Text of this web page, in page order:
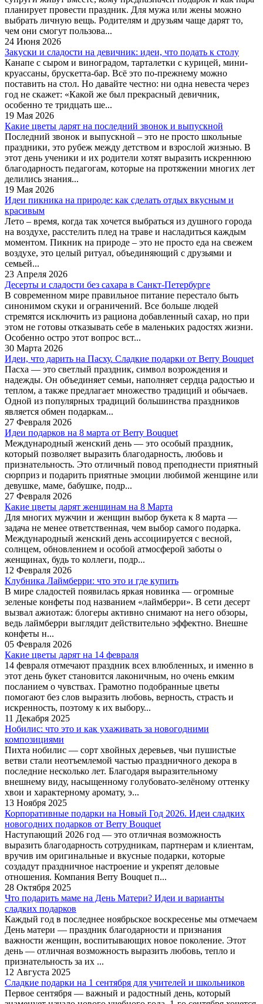
планирует провести праздник. Для мужа или жены можно
выбрать личную вещь. Родителям и друзьям чаще дарят то,
чем они смогут пользова...
24 Июня 2026
Закуски и сладости на девичник: идеи, что подать к столу
Канапе с сыром и виноградом, тарталетки с курицей, мини-
круассаны, брускетта-бар. Всё это по-прежнему можно
поставить на стол. Но давайте честно: ни одна невеста через
год не скажет: «Какой же был прекрасный девичник,
особенно те тридцать ше...
19 Мая 2026
Какие цветы дарят на последний звонок и выпускной
Последний звонок и выпускной – это не просто школьные
праздники, это рубеж между детством и взрослой жизнью. В
этот день ученики и их родители хотят выразить искреннюю
благодарность педагогам, которые на протяжении многих лет
делились знания...
19 Мая 2026
Идеи пикника на природе: как сделать отдых вкусным и
красивым
Лето – время, когда так хочется выбраться из душного города
на воздухе, расстелить плед на траве и насладиться каждым
моментом. Пикник на природе – это не просто еда на свежем
воздухе, это целый ритуал, объединяющий с друзьями и
семьей...
23 Апреля 2026
Десерты и сладости без сахара в Санкт-Петербурге
В современном мире правильное питание перестало быть
синонимом скуки и ограничений. Все больше людей
стремятся исключить из рациона добавленный сахар, но при
этом не готовы отказывать себе в маленьких радостях жизни.
Особенно остро этот вопрос вст...
30 Марта 2026
Идеи, что дарить на Пасху. Сладкие подарки от Berry Bouquet
Пасха — это светлый праздник, символ возрождения и
надежды. Он объединяет семьи, наполняет сердца радостью и
теплом, а также предлагает множество традиций и обычаев.
Одной из популярных традиций большинства праздников
является обмен подаркам...
27 Февраля 2026
Идеи подарков на 8 марта от Berry Bouquet
Международный женский день — это особый праздник,
который позволяет выразить благодарность, любовь и
признательность. Это отличный повод преподнести приятный
сюрприз и подарить приятные эмоции любимой женщине или
девушке, маме, бабушке, подр...
27 Февраля 2026
Какие цветы дарят женщинам на 8 Марта
Для многих мужчин и женщин выбор букета к 8 марта —
задача не менее ответственная, чем выбор самого подарка.
Международный женский день ассоциируется с весной,
солнцем, обновлением и особой атмосферой заботы о
женщинах, будь то коллеги, подр...
12 Февраля 2026
Клубника Лаймберри: что это и где купить
В мире сладостей появилась яркая новинка — огромные
зеленые конфеты под названием «лаймберри». В сети десерт
вызвал ажиотаж: блогеры активно снимают на него обзоры,
ведь лаймберри выглядит действительно эффектно. Внешне
конфеты н...
05 Февраля 2026
Какие цветы дарят на 14 февраля
14 февраля отмечают праздник всех влюбленных, и именно в
этот день букет становится лаконичным, но очень емким
посланием о чувствах. Грамотно подобранные цветы
помогают без слов выразить любовь, верность, страсть и
искренность, поэтому к их выбору...
11 Декабря 2025
Нобилис: что это и как ухаживать за новогодними
композициями
Пихта нобилис — сорт хвойных деревьев, чьи пушистые
ветви стали неотъемлемой частью праздничного декора в
последние несколько лет. Благодаря выразительному
внешнему виду, насыщенному голубовато-зелёному оттенку
хвои и характерному аромату, э...
13 Ноября 2025
Корпоративные подарки на Новый Год 2026. Идеи сладких
новогодних подарков от Berry Bouquet
Наступающий 2026 год — это отличная возможность
выразить благодарность сотрудникам, партнерам и клиентам,
вручив им оригинальные и вкусные подарки, которые
создадут праздничное настроение и укрепят деловые
отношения. Компания Berry Bouquet п...
28 Октября 2025
Что подарить маме на День Матери? Идеи и варианты
сладких подарков
Каждый год в последнее ноябрьское воскресенье мы отмечаем
День матери — праздник благодарности и признания
важности женщин, воспитывающих новое поколение. Этот
день — отличная возможность выразить любовь, тепло и
признательность за их ...
12 Августа 2025
Сладкие подарки на 1 сентября для учителей и школьников
Первое сентября — важный и радостный день, который